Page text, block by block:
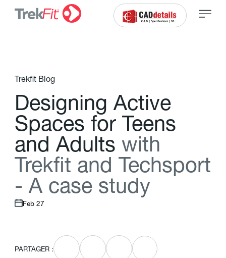
Trekfit Blog
Designing Active
Spaces for Teens
and Adults with
Trekft and Techsport
- A case study
Feb 27
PARTAGER :